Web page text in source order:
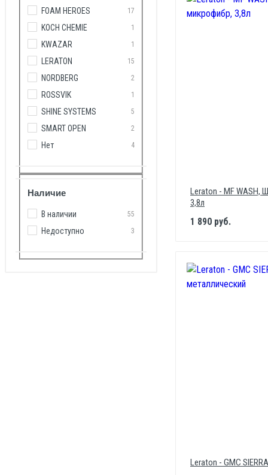
FOAM HEROES 17
KOCH CHEMIE 1
KWAZAR 1
LERATON 15
NORDBERG 2
ROSSVIK 1
SHINE SYSTEMS 5
SMART OPEN 2
Нет 4
Наличие
В наличии 55
Недоступно 3
Leraton - MF WASH,
3,8л
1 890 руб.
Leraton - GMC